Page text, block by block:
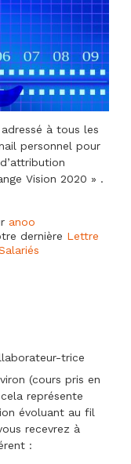
à tous les
personnel pour
Vision 2020 » .
anoo
dernière Lettre
trice
(cours pris en
représente
évoluant au fil
recevrez à
: